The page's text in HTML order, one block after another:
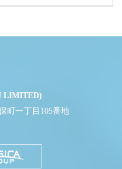
LIMITED)
町一丁目105番地